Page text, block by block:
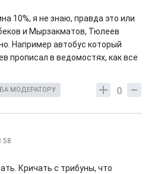
10%, я не знаю, правда это или
и Мырзакматов, Тюлеев
Например автобус который
прописал в ведомостях, как все
0
МОДЕРАТОРУ
Кричать с трибуны, что